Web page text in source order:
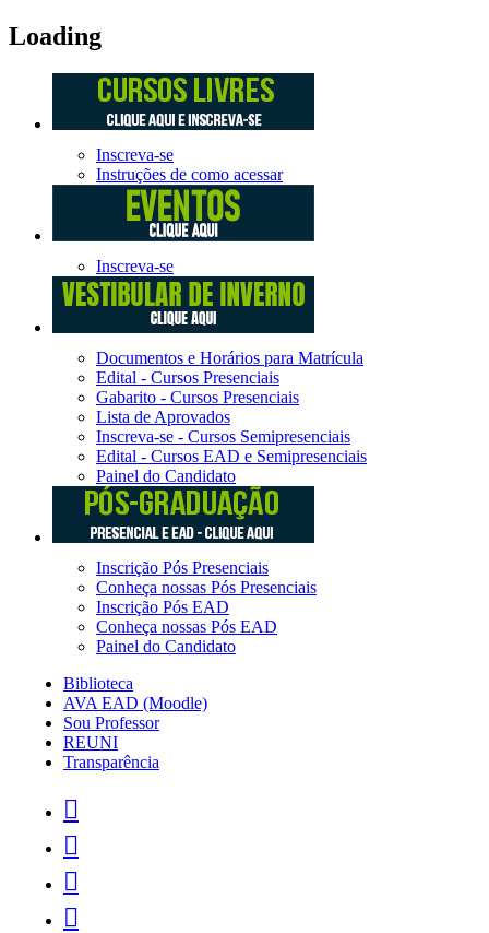
Loading
Inscreva-se
Instruções de como acessar
Inscreva-se
Documentos e Horários para Matrícula
Edital - Cursos Presenciais
Gabarito - Cursos Presenciais
Lista de Aprovados
Inscreva-se - Cursos Semipresenciais
Edital - Cursos EAD e Semipresenciais
Painel do Candidato
Inscrição Pós Presenciais
Conheça nossas Pós Presenciais
Inscrição Pós EAD
Conheça nossas Pós EAD
Painel do Candidato
Biblioteca
AVA EAD (Moodle)
Sou Professor
REUNI
Transparência



